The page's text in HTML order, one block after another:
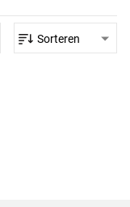
Sorteren